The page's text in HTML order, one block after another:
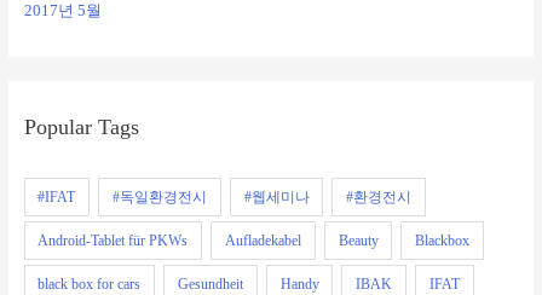
2017년 5월
Popular Tags
#IFAT #독일환경전시 #웹세미나 #환경전시
Android-Tablet für PKWs Aufladekabel Beauty Blackbox
black box for cars Gesundheit Handy IBAK IFAT